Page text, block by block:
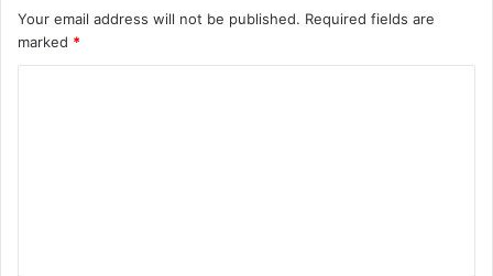
Your email address will not be published. Required fields are
marked *